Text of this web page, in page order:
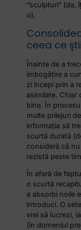
“sculpturi” (da,
o).
ceea ce
Înainte de a
îmbogăţire a
zi începi prin a
asimilate. Chiar
bine. În
multe prilejuri
informaţia să
scurtă durată
consideră că
rezistă peste
În afară de
o scurtă
a absorbi noile
introduci. O
vrei să lucrezi,
(în domeniul